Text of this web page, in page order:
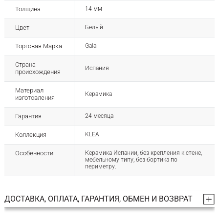
Толщина 14 мм
Цвет Белый
Торговая Марка Gala
Страна
происхождения
Испания
Материал
изготовления
Керамика
Гарантия 24 месяца
Коллекция KLEA
Особенности
Керамика Испании, без крепления к стене,
мебельному типу, без бортика по
периметру.
ДОСТАВКА, ОПЛАТА, ГАРАНТИЯ, ОБМЕН И ВОЗВРАТ